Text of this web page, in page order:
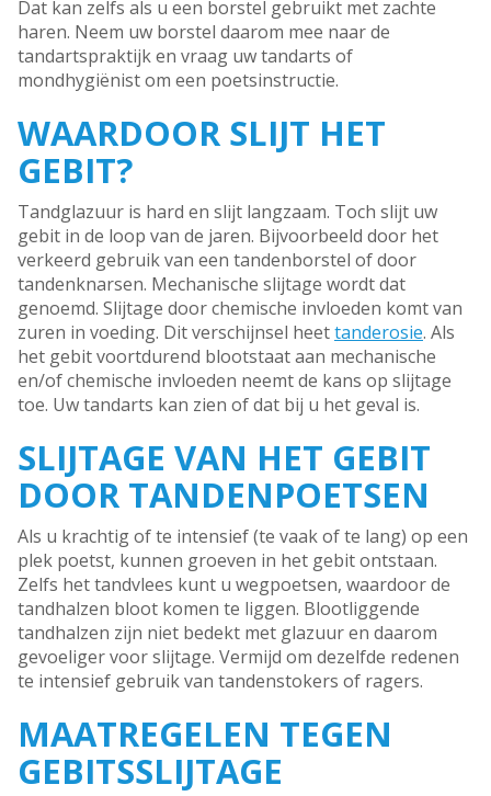
Dat kan zelfs als u een borstel gebruikt met zachte
haren. Neem uw borstel daarom mee naar de
tandartspraktijk en vraag uw tandarts of
mondhygiënist om een poetsinstructie.
WAARDOOR SLIJT HET
GEBIT?
Tandglazuur is hard en slijt langzaam. Toch slijt uw
gebit in de loop van de jaren. Bijvoorbeeld door het
verkeerd gebruik van een tandenborstel of door
tandenknarsen. Mechanische slijtage wordt dat
genoemd. Slijtage door chemische invloeden komt van
zuren in voeding. Dit verschijnsel heettanderosie. Als
het gebit voortdurend blootstaat aan mechanische
en/of chemische invloeden neemt de kans op slijtage
toe. Uw tandarts kan zien of dat bij u het geval is.
SLIJTAGE VAN HET GEBIT
DOOR TANDENPOETSEN
Als u krachtig of te intensief (te vaak of te lang) op een
plek poetst, kunnen groeven in het gebit ontstaan.
Zelfs het tandvlees kunt u wegpoetsen, waardoor de
tandhalzen bloot komen te liggen. Blootliggende
tandhalzen zijn niet bedekt met glazuur en daarom
gevoeliger voor slijtage. Vermijd om dezelfde redenen
te intensief gebruik van tandenstokers of ragers.
MAATREGELEN TEGEN
GEBITSSLIJTAGE